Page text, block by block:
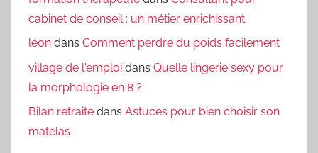
cabinet de conseil : un métier enrichissant
léon dans Comment perdre du poids facilement
village de l'emploi dans Quelle lingerie sexy pour
la morphologie en 8 ?
Bilan retraite dans Astuces pour bien choisir son
matelas